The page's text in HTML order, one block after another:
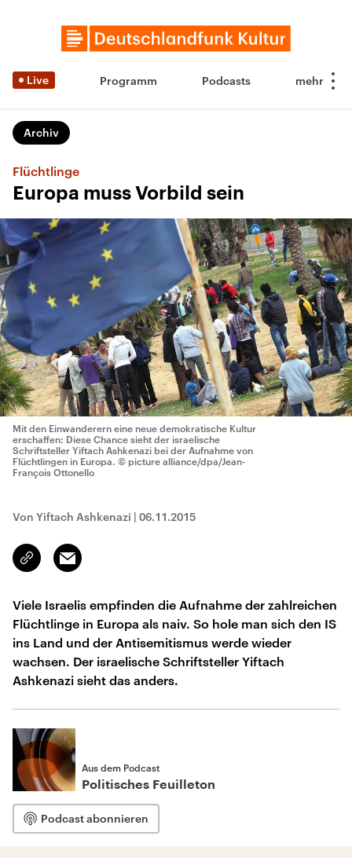
Live Programm Podcasts
Archiv
Flüchtlinge
Europa muss Vorbild sein
Mit den Einwanderern eine neue demokratische Kultur
erschaffen: Diese Chance sieht der israelische
Schriftsteller Yiftach Ashkenazi bei der Aufnahme von
Flüchtlingen in Europa. © picture alliance/dpa/Jean-
François Ottonello
Von Yiftach Ashkenazi | 06.11.2015
Link
kopieren/teilen
Email
Viele Israelis empfinden die Aufnahme der zahlreichen
Flüchtlinge in Europa als naiv. So hole man sich den IS
ins Land und der Antisemitismus werde wieder
wachsen. Der israelische Schriftsteller Yiftach
Ashkenazi sieht das anders.
Aus dem Podcast
Politisches Feuilleton
Podcast abonnieren